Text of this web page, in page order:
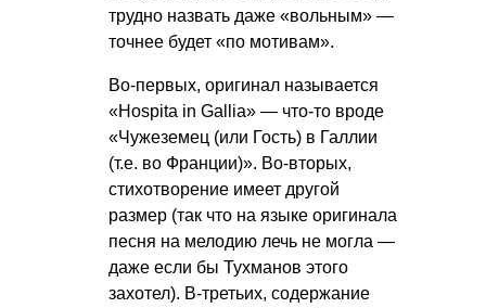
трудно назвать даже «вольным» —
точнее будет «по мотивам».
Во-первых, оригинал называется
«Hospita in Gallia» — что-то вроде
«Чужеземец (или Гость) в Галлии
(т.е. во Франции)». Во-вторых,
стихотворение имеет другой
размер (так что на языке оригинала
песня на мелодию лечь не могла —
даже если бы Тухманов этого
захотел). В-третьих, содержание